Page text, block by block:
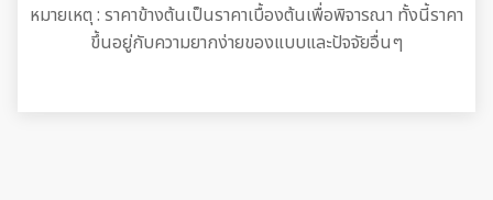
หมายเหตุ : ราคาข้างต้นเป็นราคาเบื้องต้นเพื่อพิจารณา ทั้งนี้ราคา
ขึ้นอยู่กับความยากง่ายของแบบและปัจจัยอื่นๆ